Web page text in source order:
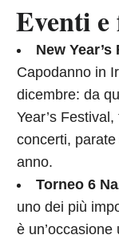
Eventi
New Year’s
Capodanno in
dicembre: da
Year’s
concerti,
anno.
Torneo 6
uno dei più
è